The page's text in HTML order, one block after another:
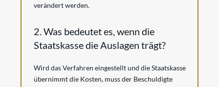
verändert werden.
2. Was bedeutet es, wenn die
Staatskasse die Auslagen trägt?
Wird das Verfahren eingestellt und die Staatskasse
übernimmt die Kosten, muss der Beschuldigte